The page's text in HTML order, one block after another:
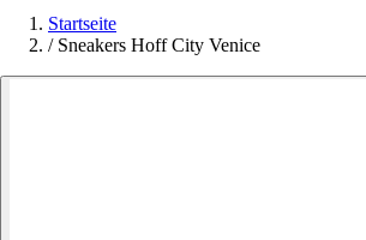
Startseite
/ Sneakers Hoff City Venice